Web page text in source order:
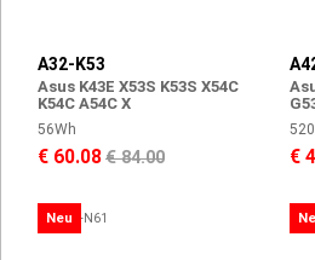
A32-K53
Asus K43E X53S K53S X54C
K54C A54C X
56Wh
€ 60.08€ 84.00 €
Neu